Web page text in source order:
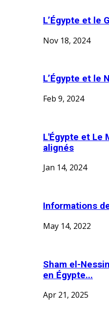
L’Égypte et le
Nov 18, 2024
L’Égypte et le
Feb 9, 2024
L'Égypte et Le
alignés
Jan 14, 2024
Informations
May 14, 2022
Sham el-
en Égypte...
Apr 21, 2025